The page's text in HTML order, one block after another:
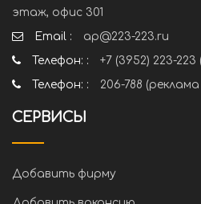
этаж, офис 301
Email :
ap@223-223.ru
Телефон: :
+7 (3952) 223-
Телефон: :
206-788
СЕРВИСЫ
Добавить фирму